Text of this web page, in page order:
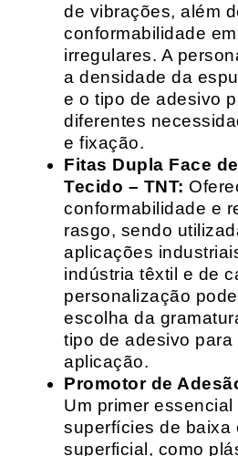
de vibrações, além
conformabilidade
irregulares. A
a densidade da
e o tipo de adesivo
diferentes
e fixação.
Fitas Dupla Face
Tecido – TNT:
conformabilidade e
rasgo, sendo
aplicações
indústria têxtil e de
personalização
escolha da
tipo de adesivo para
aplicação.
Promotor de
Um primer
superfícies de baixa
superficial, como